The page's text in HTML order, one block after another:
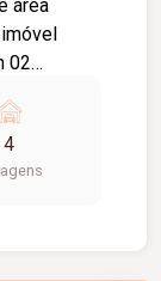
área
deck;
4